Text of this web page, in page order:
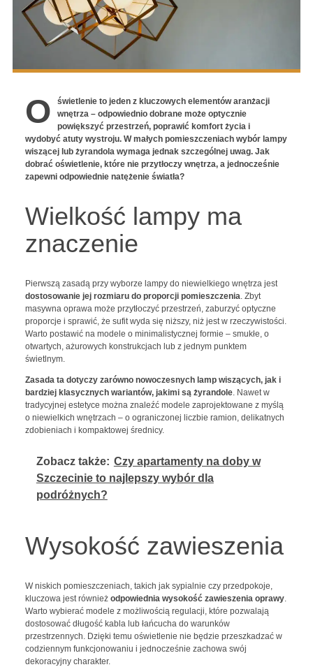
O
świetlenie to jeden z kluczowych elementów aranżacji
wnętrza – odpowiednio dobrane może optycznie
powiększyć przestrzeń, poprawić komfort życia i
wydobyć atuty wystroju. W małych pomieszczeniach wybór lampy
wiszącej lub żyrandola wymaga jednak szczególnej uwag. Jak
dobrać oświetlenie, które nie przytłoczy wnętrza, a jednocześnie
zapewni odpowiednie natężenie światła?
Wielkość lampy ma
znaczenie
Pierwszą zasadą przy wyborze lampy do niewielkiego wnętrza jest
dostosowanie jej rozmiaru do proporcji pomieszczenia. Zbyt
masywna oprawa może przytłoczyć przestrzeń, zaburzyć optyczne
proporcje i sprawić, że sufit wyda się niższy, niż jest w rzeczywistości.
Warto postawić na modele o minimalistycznej formie – smukłe, o
otwartych, ażurowych konstrukcjach lub z jednym punktem
świetlnym.
Zasada ta dotyczy zarówno nowoczesnych lamp wiszących, jak i
bardziej klasycznych wariantów, jakimi są żyrandole. Nawet w
tradycyjnej estetyce można znaleźć modele zaprojektowane z myślą
o niewielkich wnętrzach – o ograniczonej liczbie ramion, delikatnych
zdobieniach i kompaktowej średnicy.
Zobacz także: Czy apartamenty na doby w
Szczecinie to najlepszy wybór dla
podróżnych?
Wysokość zawieszenia
W niskich pomieszczeniach, takich jak sypialnie czy przedpokoje,
kluczowa jest również odpowiednia wysokość zawieszenia oprawy.
Warto wybierać modele z możliwością regulacji, które pozwalają
dostosować długość kabla lub łańcucha do warunków
przestrzennych. Dzięki temu oświetlenie nie będzie przeszkadzać w
codziennym funkcjonowaniu i jednocześnie zachowa swój
dekoracyjny charakter.